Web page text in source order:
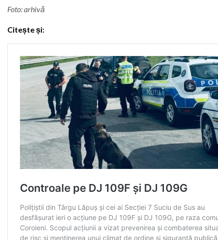
Foto: arhivă
Citește și: